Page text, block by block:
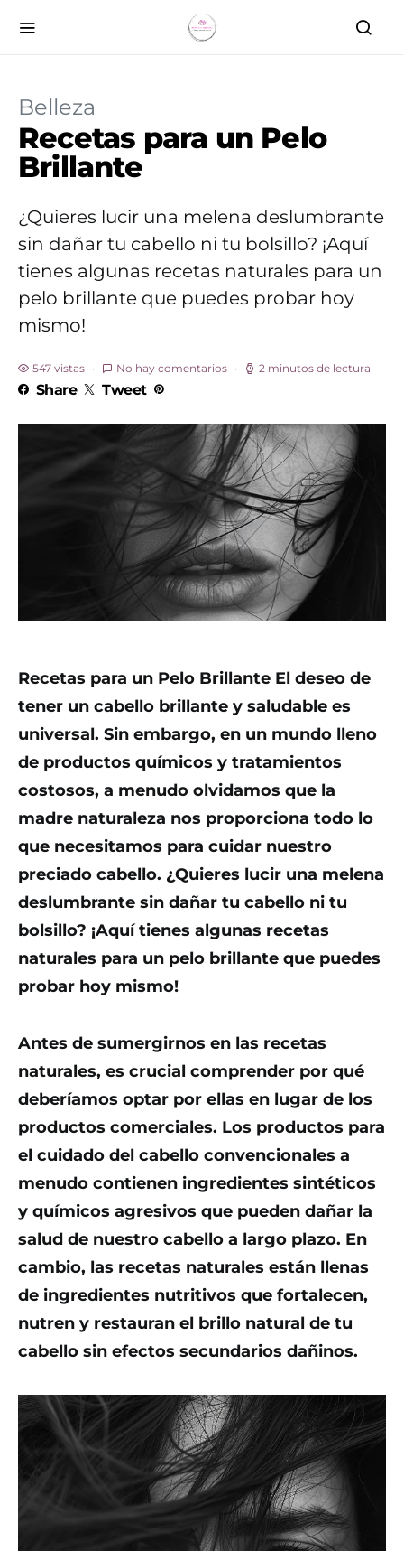
Belleza
Recetas para un Pelo
Brillante
¿Quieres lucir una melena deslumbrante
sin dañar tu cabello ni tu bolsillo? ¡Aquí
tienes algunas recetas naturales para un
pelo brillante que puedes probar hoy
mismo!
547 vistas No hay comentarios 2 minutos de lectura
Share Tweet
Recetas para un Pelo Brillante El deseo de
tener un cabello brillante y saludable es
universal. Sin embargo, en un mundo lleno
de productos químicos y tratamientos
costosos, a menudo olvidamos que la
madre naturaleza nos proporciona todo lo
que necesitamos para cuidar nuestro
preciado cabello. ¿Quieres lucir una melena
deslumbrante sin dañar tu cabello ni tu
bolsillo? ¡Aquí tienes algunas recetas
naturales para un pelo brillante que puedes
probar hoy mismo!
Antes de sumergirnos en las recetas
naturales, es crucial comprender por qué
deberíamos optar por ellas en lugar de los
productos comerciales. Los productos para
el cuidado del cabello convencionales a
menudo contienen ingredientes sintéticos
y químicos agresivos que pueden dañar la
salud de nuestro cabello a largo plazo. En
cambio, las recetas naturales están llenas
de ingredientes nutritivos que fortalecen,
nutren y restauran el brillo natural de tu
cabello sin efectos secundarios dañinos.